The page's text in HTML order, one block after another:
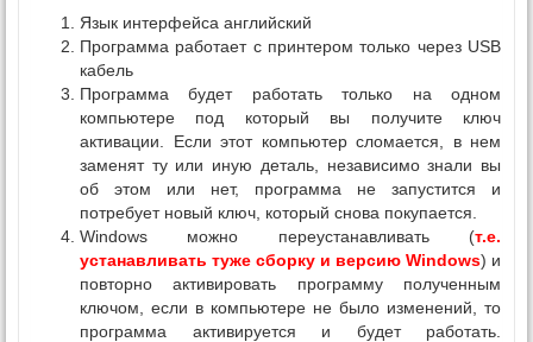
Язык интерфейса английский
Программа работает с принтером только через USB
кабель
Программа будет работать только на одном
компьютере под который вы получите ключ
активации. Если этот компьютер сломается, в нем
заменят ту или иную деталь, независимо знали вы
об этом или нет, программа не запустится и
потребует новый ключ, который снова покупается.
Windows можно переустанавливать (т.е.
устанавливать туже сборку и версию Windows) и
повторно активировать программу полученным
ключом, если в компьютере не было изменений, то
программа активируется и будет работать.